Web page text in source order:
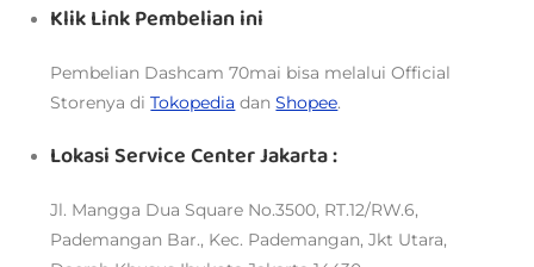
Klik Link Pembelian ini
Pembelian Dashcam 70mai bisa melaluiOfficial
Storenya diTokopedia danShopee.
Lokasi Service Center Jakarta :
Jl. Mangga Dua Square No.3500, RT.12/RW.6,
Pademangan Bar., Kec. Pademangan, Jkt Utara,